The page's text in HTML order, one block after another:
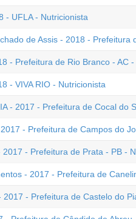
- UFLA - Nutricionista
de Assis - 2018 - Prefeitura
- Prefeitura de Rio Branco - AC
- VIVA RIO - Nutricionista
- 2017 - Prefeitura de Cocal do
- Prefeitura de Campos do
2017 - Prefeitura de Prata - PB -
- 2017 - Prefeitura de
2017 - Prefeitura de Castelo do